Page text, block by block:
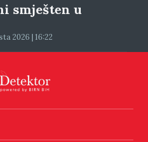
smješten u
2026 | 16:22